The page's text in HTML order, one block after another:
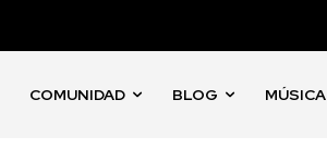
COMUNIDAD BLOG MÚSICA